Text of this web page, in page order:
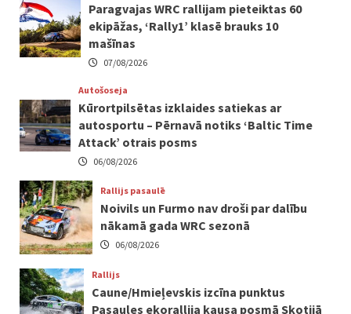
Paragvajas WRC rallijam pieteiktas 60
ekipāžas, ‘Rally1’ klasē brauks 10
mašīnas
07/08/2026
Autošoseja
Kūrortpilsētas izklaides satiekas ar
autosportu – Pērnavā notiks ‘Baltic Time
Attack’ otrais posms
06/08/2026
Rallijs pasaulē
Noivils un Furmo nav droši par dalību
nākamā gada WRC sezonā
06/08/2026
Rallijs
Caune/Hmieļevskis izcīna punktus
Pasaules ekorallija kausa posmā Skotijā